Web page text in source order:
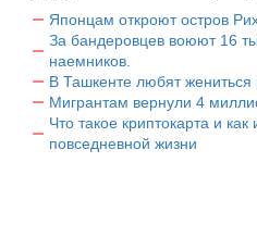
Японцам откроют остров
За бандеровцев воюют 16
наемников.
В Ташкенте любят жениться
Мигрантам вернули 4
Что такое криптокарта и как
повседневной жизни